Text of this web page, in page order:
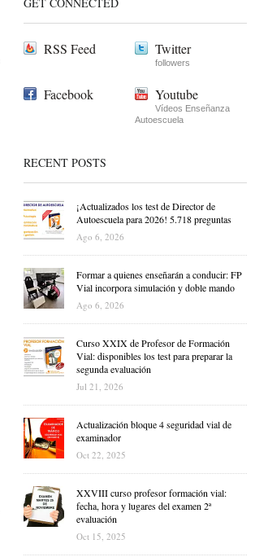
RSS Feed Twitter
followers
Facebook Youtube
Ví­deos Enseñanza
Autoescuela
RECENT POSTS
¡Actualizados los test de Director de
Autoescuela para 2026! 5.718 preguntas
Ago 6, 2026
Formar a quienes enseñarán a conducir: FP
Vial incorpora simulación y doble mando
Ago 6, 2026
Curso XXIX de Profesor de Formación
Vial: disponibles los test para preparar la
segunda evaluación
Jul 21, 2026
Actualización bloque 4 seguridad vial de
examinador
Oct 22, 2025
XXVIII curso profesor formación vial:
fecha, hora y lugares del examen 2ª
evaluación
Oct 15, 2025